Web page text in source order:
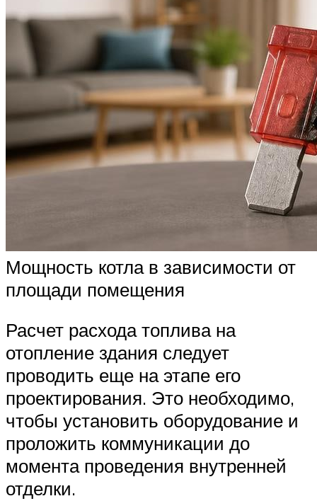
Мощность котла в зависимости от
площади помещения
Расчет расхода топлива на
отопление здания следует
проводить еще на этапе его
проектирования. Это необходимо,
чтобы установить оборудование и
проложить коммуникации до
момента проведения внутренней
отделки.